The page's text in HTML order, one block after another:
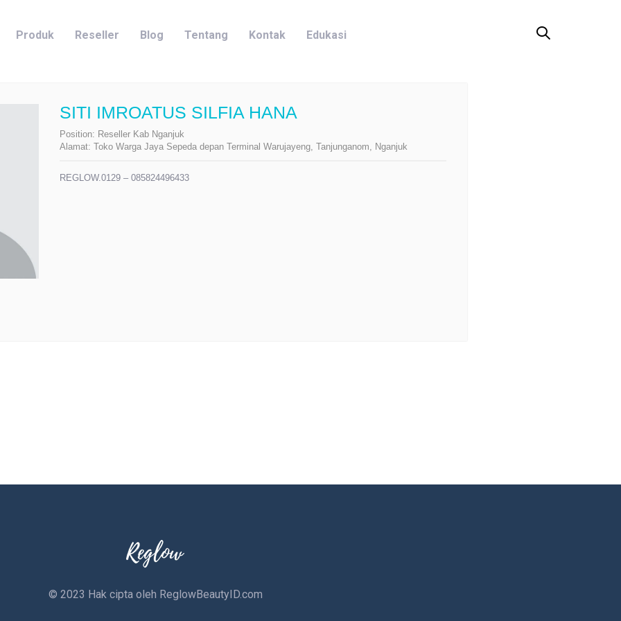
Produk Reseller Blog Tentang Kontak Edukasi
SITI IMROATUS SILFIA HANA
Position: Reseller Kab Nganjuk
Alamat: Toko Warga Jaya Sepeda depan Terminal Warujayeng, Tanjunganom, Nganjuk
REGLOW.0129 – 085824496433
© 2023 Hak cipta oleh ReglowBeautyID.com